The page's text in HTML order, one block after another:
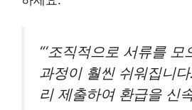
“‘조직적으로 서류를
과정이 훨씬 쉬워집니
리 제출하여 환급을 신